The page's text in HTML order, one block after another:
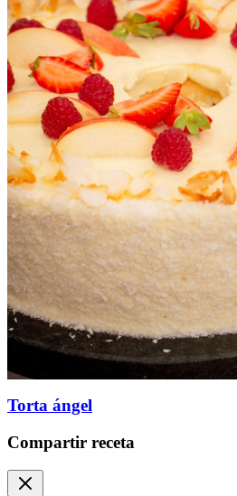
Torta ángel
Compartir receta